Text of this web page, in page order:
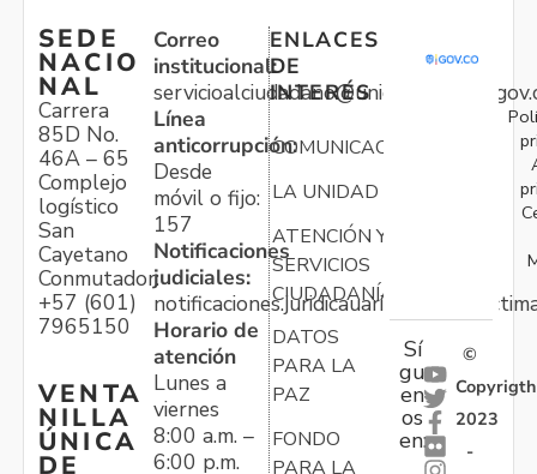
SEDE
NACIO
NAL
Carrera
85D No.
46A – 65
Complejo
logístico
San
Cayetano
Conmutador:
+57 (601)
7965150
VENTA
NILLA
ÚNICA
DE
Correo
institucional:
Línea
anticorrupción:
Desde
móvil o fijo:
157
Notificaciones
judiciales:
Horario de
atención
Lunes a
viernes
8:00 a.m. –
6:00 p.m.
ENLACES
DE
INTERÉS
COMUNICACIONES
LA UNIDAD
ATENCIÓN Y
SERVICIOS
CIUDADANÍA
DATOS
PARA LA
PAZ
FONDO
PARA LA
Sí
gu
en
os
en:
©
Copyrigth
2023
-